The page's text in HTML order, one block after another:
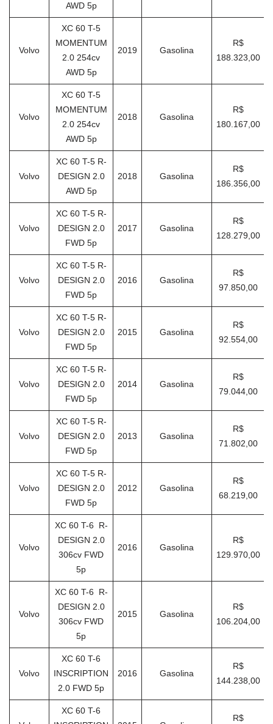
AWD 5p
Volvo
XC 60 T-5
MOMENTUM
2.0 254cv
AWD 5p
2019 Gasolina
R$
188.323,00
Volvo
XC 60 T-5
MOMENTUM
2.0 254cv
AWD 5p
2018 Gasolina
R$
180.167,00
Volvo
XC 60 T-5 R-
DESIGN 2.0
AWD 5p
2018 Gasolina
R$
186.356,00
Volvo
XC 60 T-5 R-
DESIGN 2.0
FWD 5p
2017 Gasolina
R$
128.279,00
Volvo
XC 60 T-5 R-
DESIGN 2.0
FWD 5p
2016 Gasolina
R$
97.850,00
Volvo
XC 60 T-5 R-
DESIGN 2.0
FWD 5p
2015 Gasolina
R$
92.554,00
Volvo
XC 60 T-5 R-
DESIGN 2.0
FWD 5p
2014 Gasolina
R$
79.044,00
Volvo
XC 60 T-5 R-
DESIGN 2.0
FWD 5p
2013 Gasolina
R$
71.802,00
Volvo
XC 60 T-5 R-
DESIGN 2.0
FWD 5p
2012 Gasolina
R$
68.219,00
Volvo
XC 60 T-6 R-
DESIGN 2.0
306cv FWD
5p
2016 Gasolina
R$
129.970,00
Volvo
XC 60 T-6 R-
DESIGN 2.0
306cv FWD
5p
2015 Gasolina
R$
106.204,00
Volvo
XC 60 T-6
INSCRIPTION
2.0 FWD 5p
2016 Gasolina
R$
144.238,00
XC 60 T-6
R$